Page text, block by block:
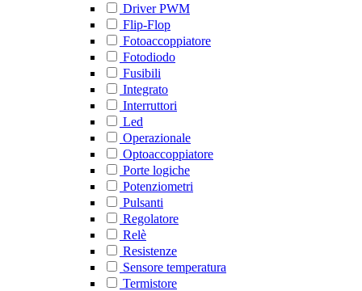
Driver PWM
Flip-Flop
Fotoaccoppiatore
Fotodiodo
Fusibili
Integrato
Interruttori
Led
Operazionale
Optoaccoppiatore
Porte logiche
Potenziometri
Pulsanti
Regolatore
Relè
Resistenze
Sensore temperatura
Termistore